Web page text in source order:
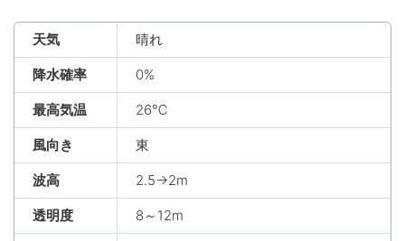
天気 晴れ
降水確率 0%
最高気温 26℃
風向き 東
波高 2.5→2m
透明度 8～12m